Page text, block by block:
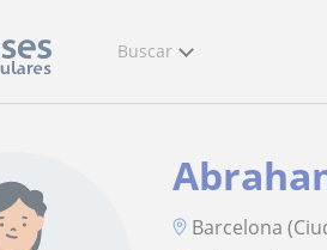
Buscar
Barcelona